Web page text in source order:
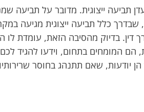
תביעה ייצוגית. מדובר על
שבדרך כלל תביעה ייצוגית מגיעה
דין. בדיוק מהסיבה הזאת, עומדת
הם המומחים בתחום, וידעו
הן יודעות, שאם תתנהג בחוסר